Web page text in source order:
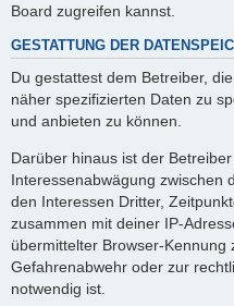
Board zugreifen kannst.
GESTATTUNG DER
Du gestattest dem Betreiber,
näher spezifizierten Daten zu
und anbieten zu können.
Darüber hinaus ist der
Interessenabwägung zwischen
den Interessen Dritter,
zusammen mit deiner IP-
übermittelter Browser-
Gefahrenabwehr oder zur
notwendig ist.